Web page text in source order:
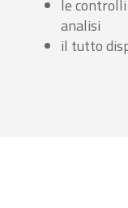
le
analisi
il tutto